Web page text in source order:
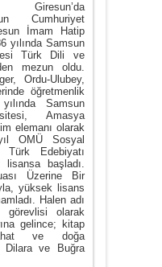
Giresun’da
Cumhuriyet
İmam Hatip
yılında Samsun
Türk Dili ve
mezun oldu.
Ordu-Ulubey,
öğretmenlik
Samsun
Amasya
elemanı olarak
OMÜ Sosyal
Edebiyatı
lisansa başladı.
Üzerine Bir
yüksek lisans
Halen adı
görevlisi olarak
gelince; kitap
ve doğa
Dilara ve Buğra